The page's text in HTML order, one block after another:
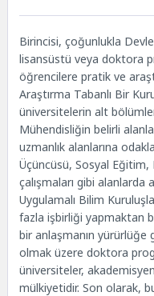
Yeşil Yapısal
Küresel Ekonomi
Lisans Derecesi
Dijital Pazarlama,
alanında Yüksek
Moda ve Görkem
Sosyal ve Ticari
Çalışması
Küresel Teknoloji
Programı
Seyahat ve
Lisansı
Almanya’daki En
Hakkında
Birincisi, çoğunlukla
lisansüstü veya doktora
öğrencilere pratik ve
Araştırma Tabanlı Bir
üniversitelerin alt
Mühendisliğin belirli
uzmanlık alanlarına
Üçüncüsü, Sosyal
çalışmaları gibi alanlarda
Uygulamalı Bilim
fazla işbirliği yapmaktan
bir anlaşmanın
olmak üzere doktora
üniversiteler,
mülkiyetidir. Son olarak,